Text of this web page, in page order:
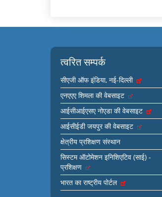
त्वरित सम्पर्क
सीएजी ऑफ इंडिया, नई-दिल्ली
एनएएए शिमला की वेबसाइट
आईसीआईएसए नोएडा की वेबसाइट
आईसीईडी जयपुर की वेबसाइट
क्षेत्रीय प्रशिक्षण संस्थान
सिस्टम ऑटोमेशन इनिशिएटिव (साई) -
प्रशिक्षण
भारत का राष्ट्रीय पोर्टल